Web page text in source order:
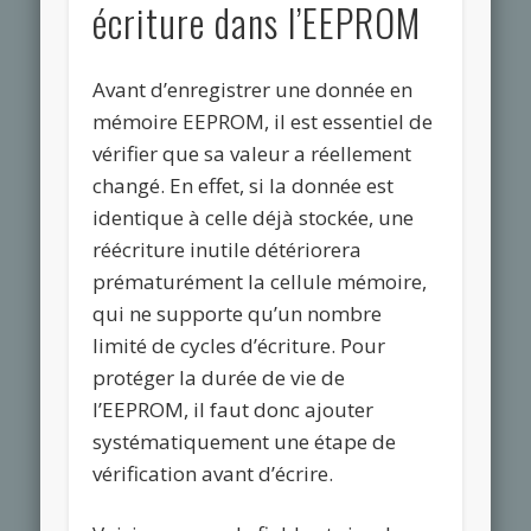
écriture dans l’EEPROM
Avant d’enregistrer une donnée en
mémoire EEPROM, il est essentiel de
vérifier que sa valeur a réellement
changé. En effet, si la donnée est
identique à celle déjà stockée, une
réécriture inutile détériorera
prématurément la cellule mémoire,
qui ne supporte qu’un nombre
limité de cycles d’écriture. Pour
protéger la durée de vie de
l’EEPROM, il faut donc ajouter
systématiquement une étape de
vérification avant d’écrire.